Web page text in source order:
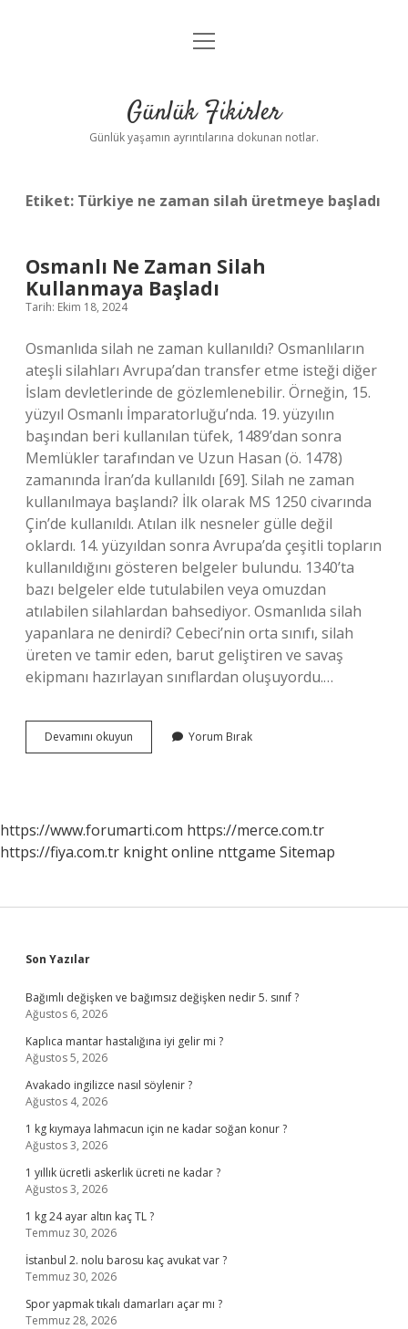
Anasayfa
Yasal Uyarı
menüyü
Günlük Fikirler
Günlük yaşamın ayrıntılarına dokunan notlar.
Etiket: Türkiye ne zaman silah üretmeye başladı
Osmanlı Ne Zaman Silah
Kullanmaya Başladı
Tarih: Ekim 18, 2024
Osmanlıda silah ne zaman kullanıldı? Osmanlıların
ateşli silahları Avrupa’dan transfer etme isteği diğer
İslam devletlerinde de gözlemlenebilir. Örneğin, 15.
yüzyıl Osmanlı İmparatorluğu’nda. 19. yüzyılın
başından beri kullanılan tüfek, 1489’dan sonra
Memlükler tarafından ve Uzun Hasan (ö. 1478)
zamanında İran’da kullanıldı [69]. Silah ne zaman
kullanılmaya başlandı? İlk olarak MS 1250 civarında
Çin’de kullanıldı. Atılan ilk nesneler gülle değil
oklardı. 14. yüzyıldan sonra Avrupa’da çeşitli topların
kullanıldığını gösteren belgeler bulundu. 1340’ta
bazı belgeler elde tutulabilen veya omuzdan
atılabilen silahlardan bahsediyor. Osmanlıda silah
yapanlara ne denirdi? Cebeci’nin orta sınıfı, silah
üreten ve tamir eden, barut geliştiren ve savaş
ekipmanı hazırlayan sınıflardan oluşuyordu.…
Devamını okuyun Osmanlı
Ne
Yorum Bırak
https://www.forumarti.com https://merce.com.tr
https://fiya.com.tr knight online nttgame Sitemap
Sidebar
Son Yazılar
Bağımlı değişken ve bağımsız değişken nedir 5. sınıf ?
Ağustos 6, 2026
Kaplıca mantar hastalığına iyi gelir mi ?
Ağustos 5, 2026
Avakado ingilizce nasıl söylenir ?
Ağustos 4, 2026
1 kg kıymaya lahmacun için ne kadar soğan konur ?
Ağustos 3, 2026
1 yıllık ücretli askerlik ücreti ne kadar ?
Ağustos 3, 2026
1 kg 24 ayar altın kaç TL ?
Temmuz 30, 2026
İstanbul 2. nolu barosu kaç avukat var ?
Temmuz 30, 2026
Spor yapmak tıkalı damarları açar mı ?
Temmuz 28, 2026